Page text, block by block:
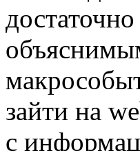
зайти на
с